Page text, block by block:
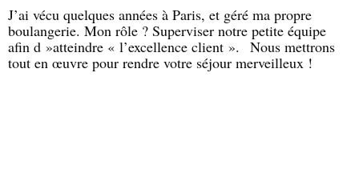
J’ai vécu quelques années à Paris, et géré ma propre
boulangerie. Mon rôle ? Superviser notre petite équipe
afin d »atteindre « l’excellence client ».
Nous mettrons
tout en œuvre pour rendre votre séjour merveilleux !